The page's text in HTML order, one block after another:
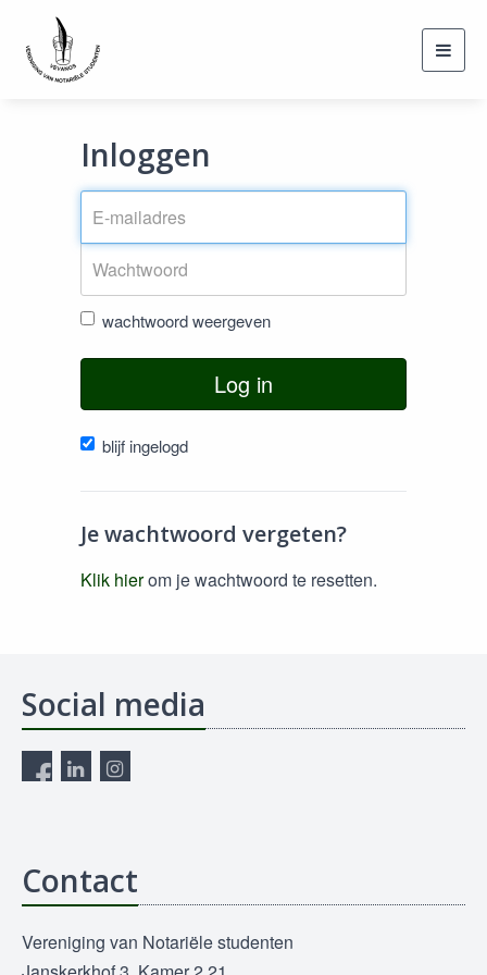
Inloggen
wachtwoord weergeven
Log in
blijf ingelogd
Je wachtwoord vergeten?
Klik hierom je wachtwoord te resetten.
Social media
Contact
Vereniging van Notariële studenten